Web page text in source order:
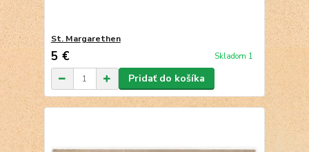
St. Margarethen
5 € Skladom 1
Pridať do košíka